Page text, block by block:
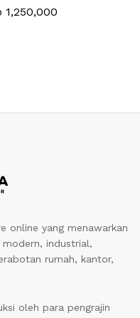
1,250,000
online yang menawarkan
industrial,
rumah, kantor,
oleh para pengrajin